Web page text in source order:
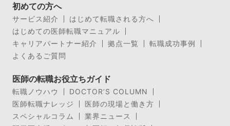
初めての方へ
サービス紹介
はじめて転職される方へ
はじめての医師転職マニュアル
キャリアパートナー紹介
拠点一覧
転職成功事例
よくあるご質問
医師の転職お役立ちガイド
転職ノウハウ
DOCTOR’S COLUMN
医師転職ナレッジ
医師の現場と働き方
スペシャルコラム
業界ニュース